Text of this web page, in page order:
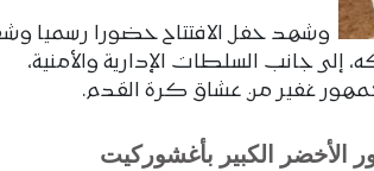
وشهد حفل الافتتاح حضورا رسميا
جانب السلطات الإدارية والأمنية،
وجمهور غفير من عشاق كرة القدم.
الأخضر الكبير بأغشوركيت